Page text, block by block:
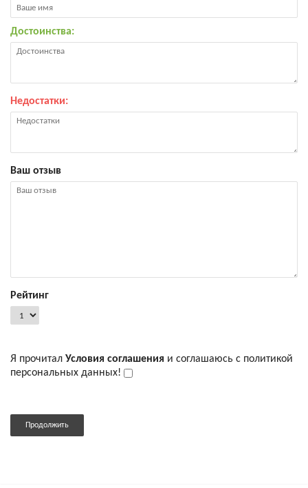
Достоинства:
Недостатки:
Ваш отзыв
Рейтинг
Я прочитал Условия соглашения и соглашаюсь с политикой
персональных данных!
Продолжить